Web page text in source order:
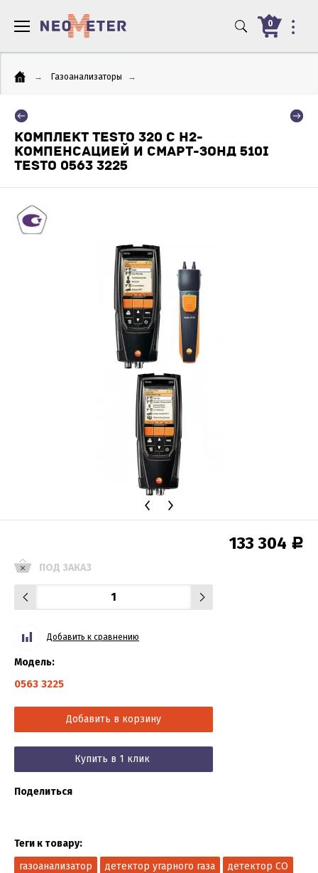
0
→ Газоанализаторы →
КОМПЛЕКТ TESTO 320 С H2-
КОМПЕНСАЦИЕЙ И СМАРТ-ЗОНД 510I
TESTO 0563 3225
133 304 Р
ПОД ЗАКАЗ
Добавить к сравнению
Модель:
0563 3225
Добавить в корзину
Купить в 1 клик
Поделиться
Теги к товару:
газоанализатор
детектор угарного газа
детектор CO